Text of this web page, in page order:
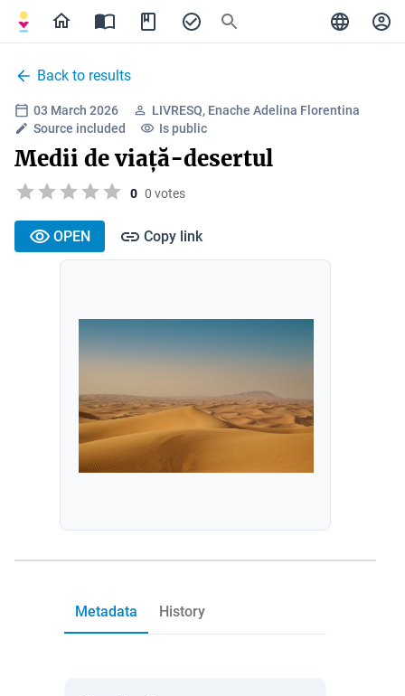
Back to results
03 March 2026
LIVRESQ, Enache Adelina Florentina
Source included
Is public
Medii de viață-desertul
0 0 votes
OPEN Copy link
Metadata History